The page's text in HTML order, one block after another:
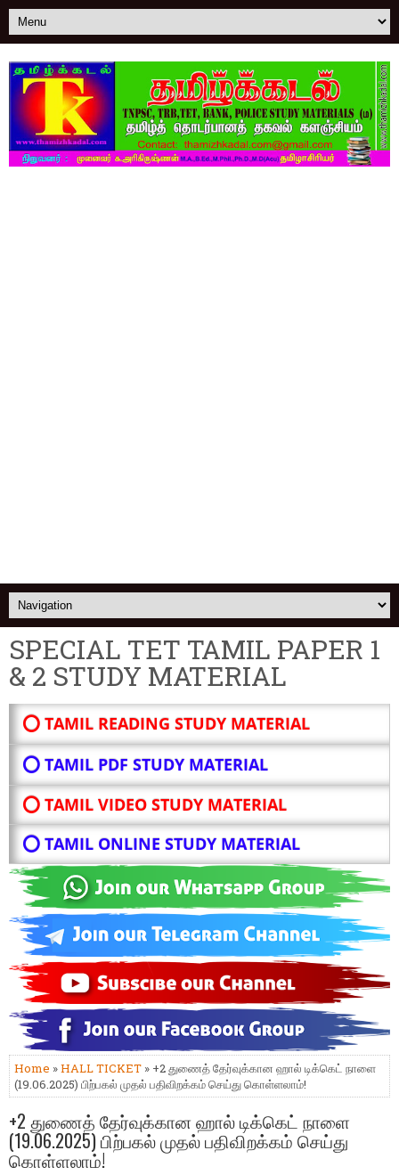
SPECIAL TET TAMIL PAPER 1
& 2 STUDY MATERIAL
⭕ TAMIL READING STUDY MATERIAL
⭕ TAMIL PDF STUDY MATERIAL
⭕ TAMIL VIDEO STUDY MATERIAL
⭕ TAMIL ONLINE STUDY MATERIAL
Home »HALL TICKET » +2 துணைத் தேர்வுக்கான ஹால் டிக்கெட் நாளை
(19.06.2025) பிற்பகல் முதல் பதிவிறக்கம் செய்து கொள்ளலாம்!
+2 துணைத் தேர்வுக்கான ஹால் டிக்கெட் நாளை
(19.06.2025) பிற்பகல் முதல் பதிவிறக்கம் செய்து
கொள்ளலாம்!